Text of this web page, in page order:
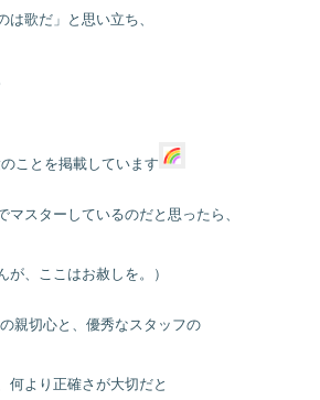
歌だ」と思い立ち、
ことを掲載しています
スターしているのだと思ったら、
が、ここはお赦しを。）
親切心と、優秀なスタッフの
何より正確さが大切だと